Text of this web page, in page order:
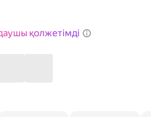
қолжетімді